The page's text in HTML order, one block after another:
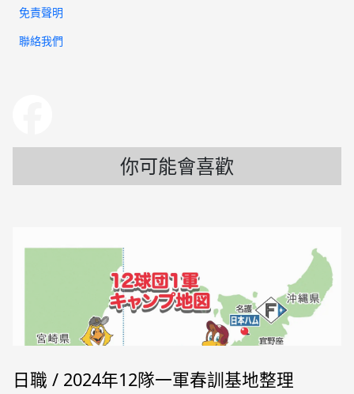
免責聲明
聯絡我們
你可能會喜歡
日職 / 2024年12隊一軍春訓基地整理